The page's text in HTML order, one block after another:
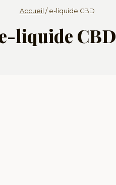
Accueil / e-liquide CBD
liquide CBD